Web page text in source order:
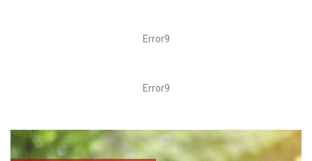
Error9
Error9